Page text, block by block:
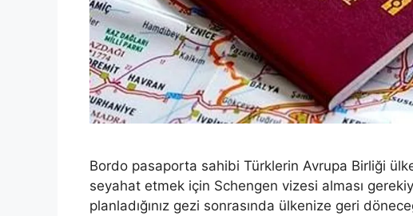
Bordo pasaporta sahibi Türklerin Avrupa Birliği
seyahat etmek için Schengen vizesi alması
planladığınız gezi sonrasında ülkenize geri